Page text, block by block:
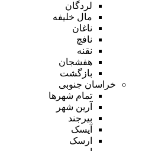
لردگان
مال خلیفه
ناغان
نافچ
نقنه
هفشجان
بازگشت
خراسان جنوبی
تمام شهر‌ها
آرین شهر
بیرجند
آیسک
ارسک